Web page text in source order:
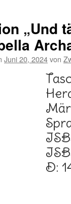
„Und
Juni 20, 2024von
D: